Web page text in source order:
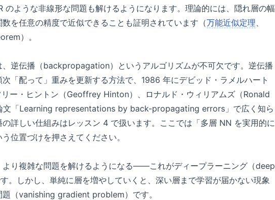
のような非線形な問題も解けるようになります。理論的には、隠れ層の幅
を任意の精度で近似できることも証明されています（万能近似定理、
）。
、逆伝播（backpropagation）というアルゴリズムが不可欠です。逆伝播
「配って」重みを更新する方法で、1986 年にデビッド・ラメルハート
ー・ヒントン（Geoffrey Hinton）、ロナルド・ウィリアムズ（Ronald
文「Learning representations by back-propagating errors」で広く知ら
詳しい仕組みはレッスン 4 で扱います。ここでは「多層 NN を実用的に
位置づけを押さえてください。
より複雑な問題を解けるようになる——これがディープラーニング（deep
。しかし、単純に層を増やしていくと、深い層まで学習が届かない現象
（vanishing gradient problem）です。